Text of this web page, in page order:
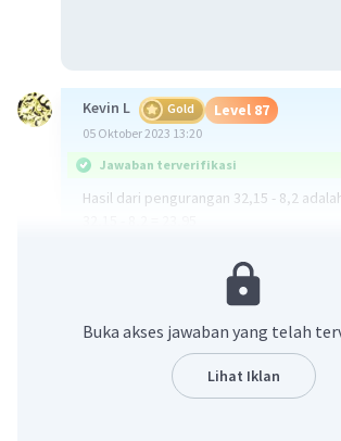
Kevin L Gold Level 87
05 Oktober 2023 13:20
Jawaban terverifikasi
Hasil dari pengurangan 32,15 - 8,2
1. Mulailah dengan angka 32,15.
2. Kemudian, kurangkan 8,2 dari 32,15.
32,15 - 8,2 = 23,95
Jadi, hasil pengurangan 32,15 - 8,2
Buka akses jawaban yang telah
Lihat Iklan